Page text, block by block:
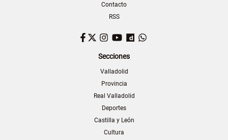
Contacto
RSS
Facebook
TwitterInstagram
YouTubeDailymotion
Secciones
Valladolid
Provincia
Real Valladolid
Deportes
Castilla y León
Cultura